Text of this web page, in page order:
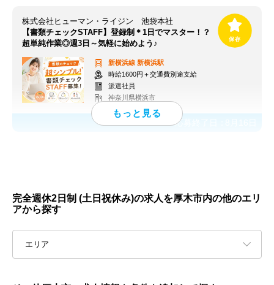
株式会社ヒューマン・ライジン 池袋本社
【書類チェックSTAFF】登録制＊1日でマスター！？
超単純作業◎週3日～気軽に始めよう♪
新横浜線 新横浜駅
時給1600円＋交通費別途支給
派遣社員
神奈川県横浜市
応募終了日：
完全週休2日制 (土日祝休み)の求人を厚木市内の他のエリ
アから探す
エリア